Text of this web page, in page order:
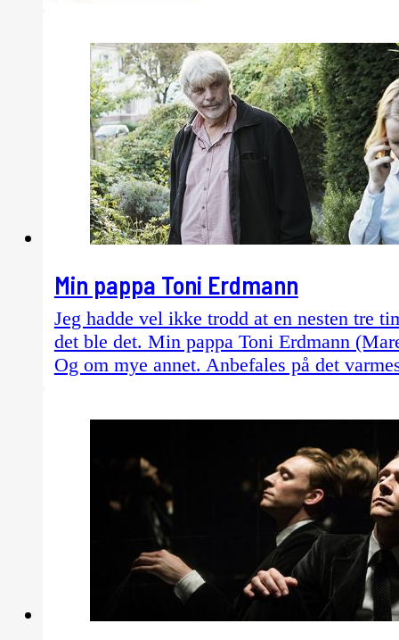
Min pappa Toni Erdmann
Jeg hadde vel ikke trodd at en nesten tre
det ble det. Min pappa Toni Erdmann
Og om mye annet. Anbefales på det